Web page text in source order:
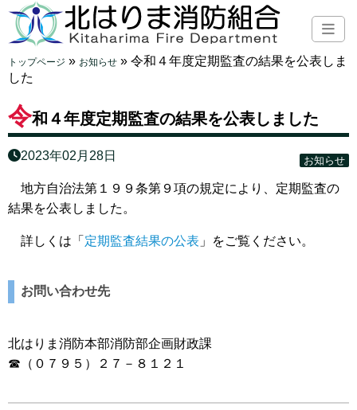
トップページ » お知らせ » 令和４年度定期監査の結果を公表しま
した
令和４年度定期監査の結果を公表しました
お知らせ
2023年02月28日
地方自治法第１９９条第９項の規定により、定期監査の
結果を公表しました。
詳しくは「 定期監査結果の公表 」をご覧ください。
お問い合わせ先
北はりま消防本部消防部企画財政課
☎（０７９５）２７－８１２１